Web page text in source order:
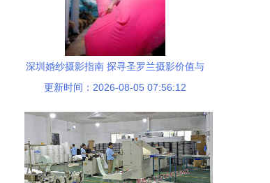
深圳婚纱摄影指南 探寻圣罗兰摄影价值与
优质机构推荐
更新时间：2026-08-05 07:56:12